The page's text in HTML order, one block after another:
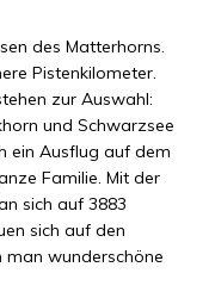
des Matterhorns.
Pistenkilometer.
zur Auswahl:
und Schwarzsee
ein Ausflug auf dem
Familie. Mit der
sich auf 3883
sich auf den
man wunderschöne